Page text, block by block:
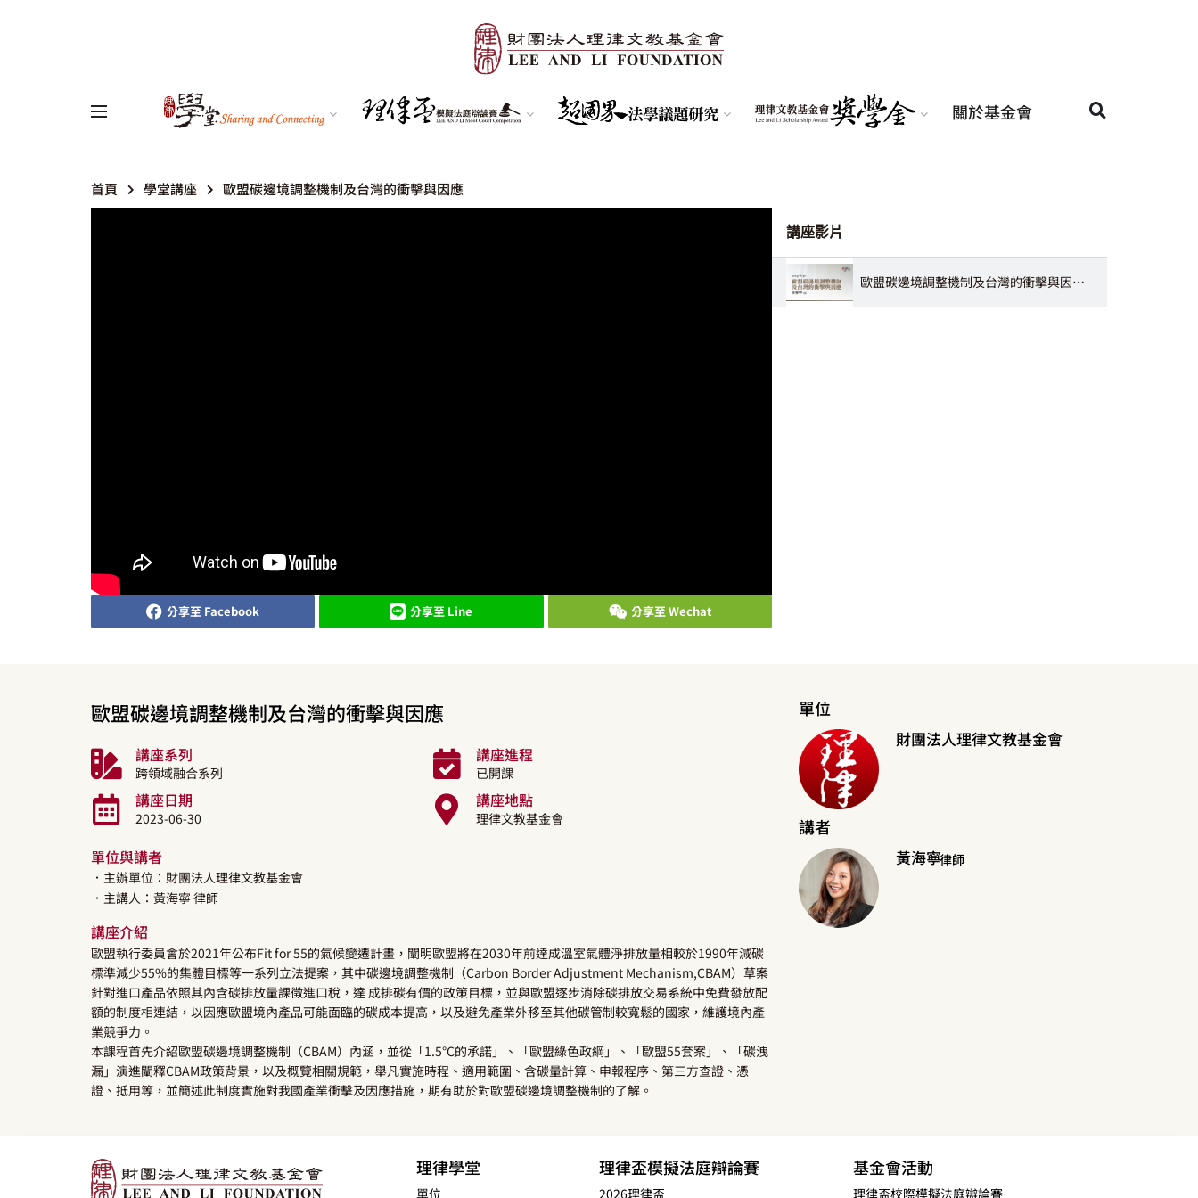
關於基金會
首頁 學堂講座 歐盟碳邊境調整機制及台灣的衝擊與因應
講座影片
歐盟碳邊境調整機制及台灣的衝擊與因應 黃海寧律師
分享至 Facebook 分享至 Line 分享至 Wechat
歐盟碳邊境調整機制及台灣的衝擊與因應
講座系列
跨領域融合系列
講座進程
已開課
講座日期
2023-06-30
講座地點
理律文教基金會
單位與講者
．主辦單位：財團法人理律文教基金會
．主講人： 黃海寧 律師
講座介紹
歐盟執行委員會於2021年公布Fit for 55的氣候變遷計畫，闡明歐盟將在2030年前達成溫室氣體淨排放量相較於1990年減碳
標準減少55%的集體目標等一系列立法提案，其中碳邊境調整機制（Carbon Border Adjustment Mechanism,CBAM）草案
針對進口產品依照其內含碳排放量課徵進口稅，達 成排碳有價的政策目標，並與歐盟逐步消除碳排放交易系統中免費發放配
額的制度相連結，以因應歐盟境內產品可能面臨的碳成本提高，以及避免產業外移至其他碳管制較寬鬆的國家，維護境內產
業競爭力。
本課程首先介紹歐盟碳邊境調整機制（CBAM）內涵，並從「1.5°C的承諾」、「歐盟綠色政綱」、「歐盟55套案」、「碳洩
漏」演進闡釋CBAM政策背景，以及概覽相關規範，舉凡實施時程、適用範圍、含碳量計算、申報程序、第三方查證、憑
證、抵用等，並簡述此制度實施對我國產業衝擊及因應措施，期有助於對歐盟碳邊境調整機制的了解。
單位
財團法人理律文教基金會
講者
黃海寧律師
理律學堂
單位
理律盃模擬法庭辯論賽
2026理律盃
基金會活動
理律盃校際模擬法庭辯論賽